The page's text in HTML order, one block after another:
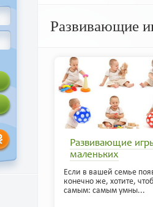
Развивающие
Развивающие
маленьких
Если в вашей семье
конечно же, хотите,
самым: самым умны...